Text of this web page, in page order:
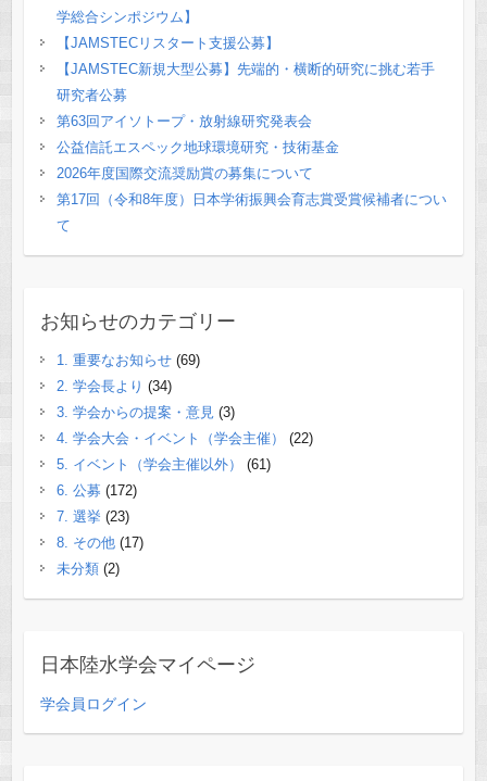
学総合シンポジウム】
【JAMSTECリスタート支援公募】
【JAMSTEC新規大型公募】先端的・横断的研究に挑む若手
研究者公募
第63回アイソトープ・放射線研究発表会
公益信託エスペック地球環境研究・技術基金
2026年度国際交流奨励賞の募集について
第17回（令和8年度）日本学術振興会育志賞受賞候補者につい
て
お知らせのカテゴリー
1. 重要なお知らせ(69)
2. 学会長より (34)
3. 学会からの提案・意見 (3)
4. 学会大会・イベント（学会主催）
(22)
5. イベント（学会主催以外）
(61)
6. 公募 (172)
7. 選挙 (23)
8. その他(17)
未分類(2)
日本陸水学会マイページ
学会員ログイン